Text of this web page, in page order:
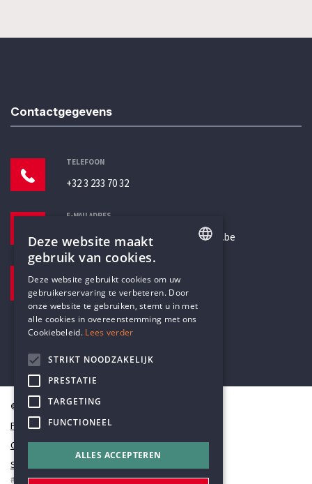
Contactgegevens
TELEFOON
+32 3 233 70 32
E-MAILADRES
secretariaat@humanistischverbond.be
Pottenbrug 4
Antwerpen, 2000
© Humanistisch Verbond 2026
Privacy
Cookiestatement
Sitemap
#codedwithlove byCodelines
DUTCH
Deze website maakt
gebruik van cookies.
Deze website gebruikt cookies om uw
gebruikerservaring te verbeteren. Door
onze website te gebruiken, stemt u in met
alle cookies in overeenstemming met ons
Cookiebeleid. Lees verder
STRIKT NOODZAKELIJK
PRESTATIE
TARGETING
FUNCTIONEEL
ALLES ACCEPTEREN